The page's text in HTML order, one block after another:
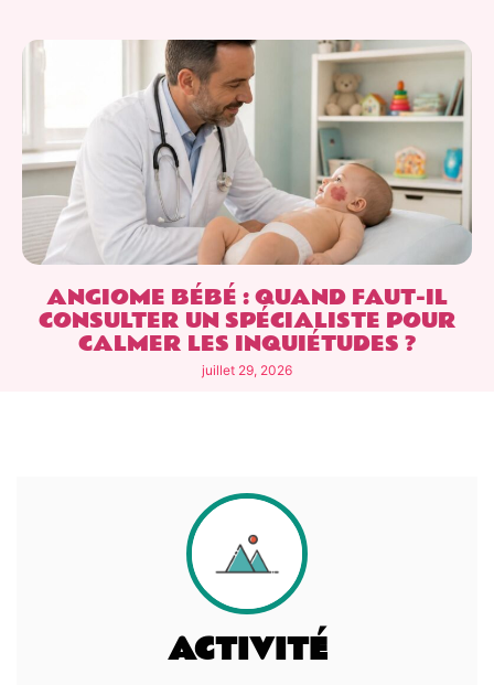
ANGIOME BÉBÉ : QUAND FAUT-IL
CONSULTER UN SPÉCIALISTE POUR
CALMER LES INQUIÉTUDES ?
juillet 29, 2026
ACTIVITÉ